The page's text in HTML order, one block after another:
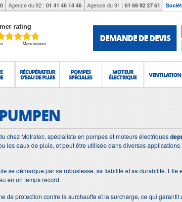
Agence du 92 : 01 41 46 14 46 Agence du 91 : 01 69 92 27 61
rating
More reviews
DEMANDE DE DEVIS
RÉCUPÉRATEUR
D'EAU DE PLUIE
POMPES
SPÉCIALES
MOTEUR
ÉLECTRIQUE VENTILATION
chez Motralec, spécialiste en pompes et moteurs électriques
les eaux de pluie, et peut être utilisée dans diverses
se démarque par sa robustesse, sa fiabilité et sa durabilité. Elle
en un temps record.
de protection contre la surchauffe et la surcharge, ce qui